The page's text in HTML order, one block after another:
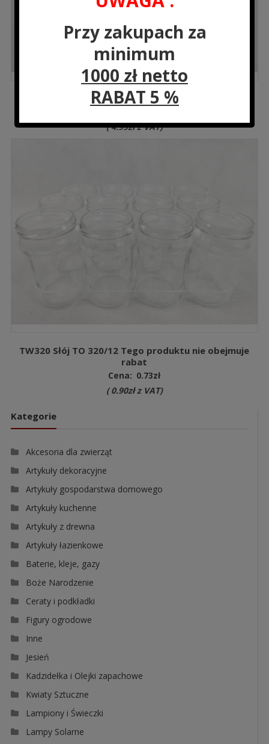
QDM-09 Pojemnik szklany z pokrywką 450 ml
(4.99złz VAT)
TW320 Słój TO 320/12 Tego produktu nie obejmuje
rabat
Cena: 0.73zł
( 0.90złz VAT)
Kategorie
Akcesoria dla zwierząt
Artykuły dekoracyjne
Artykuły gospodarstwa domowego
Artykuły kuchenne
Artykuły z drewna
Artykuły łazienkowe
Baterie, kleje, gazy
Boże Narodzenie
Ceraty i podkładki
Figury ogrodowe
Inne
Jesień
Kadzidełka i Olejki zapachowe
Kwiaty Sztuczne
Lampiony i Świeczki
Lampy Solarne
Przy zakupach za
minimum
1000 zł netto
RABAT 5 %